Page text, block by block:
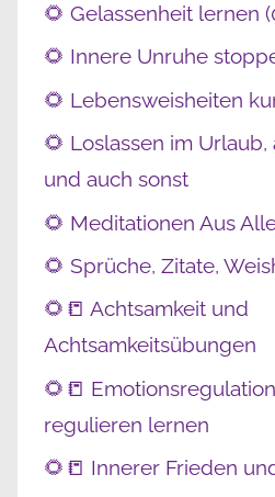
🌻 Gelassenheit lernen
🌻 Innere Unruhe
🌻 Lebensweisheiten
🌻 Loslassen im
und auch sonst
🌻 Meditationen Aus
🌻 Sprüche, Zitate,
🌻📒 Achtsamkeit und
Achtsamkeitsübungen
🌻📒
regulieren lernen
🌻📒 Innerer Frieden